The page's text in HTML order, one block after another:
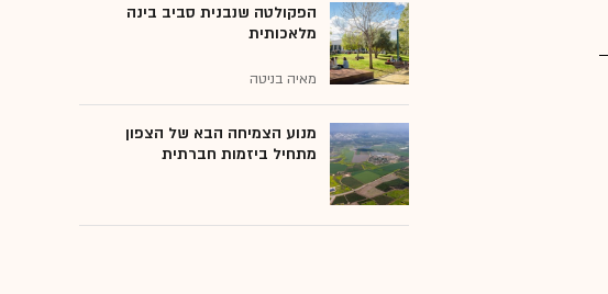
הפקולטה שנבנית סביב בינה
מלאכותית
מאיה בניטה
מנוע הצמיחה הבא של הצפון
מתחיל ביזמות חברתית